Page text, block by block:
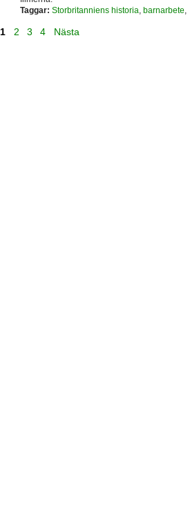
Taggar: Storbritanniens historia barnarbete
1 2 3 4 Nästa